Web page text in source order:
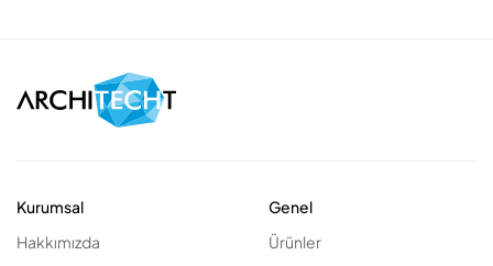
Kurumsal
Hakkımızda
Genel
Ürünler